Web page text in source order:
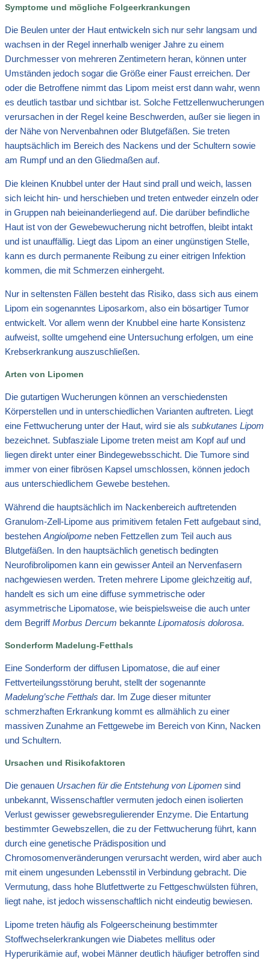
Symptome und mögliche Folgeerkrankungen
Die Beulen unter der Haut entwickeln sich nur sehr langsam und
wachsen in der Regel innerhalb weniger Jahre zu einem
Durchmesser von mehreren Zentimetern heran, können unter
Umständen jedoch sogar die Größe einer Faust erreichen. Der
oder die Betroffene nimmt das Lipom meist erst dann wahr, wenn
es deutlich tastbar und sichtbar ist. Solche Fettzellenwucherungen
verursachen in der Regel keine Beschwerden, außer sie liegen in
der Nähe von Nervenbahnen oder Blutgefäßen. Sie treten
hauptsächlich im Bereich des Nackens und der Schultern sowie
am Rumpf und an den Gliedmaßen auf.
Die kleinen Knubbel unter der Haut sind prall und weich, lassen
sich leicht hin- und herschieben und treten entweder einzeln oder
in Gruppen nah beieinanderliegend auf. Die darüber befindliche
Haut ist von der Gewebewucherung nicht betroffen, bleibt intakt
und ist unauffällig. Liegt das Lipom an einer ungünstigen Stelle,
kann es durch permanente Reibung zu einer eitrigen Infektion
kommen, die mit Schmerzen einhergeht.
Nur in seltensten Fällen besteht das Risiko, dass sich aus einem
Lipom ein sogenanntes Liposarkom, also ein bösartiger Tumor
entwickelt. Vor allem wenn der Knubbel eine harte Konsistenz
aufweist, sollte umgehend eine Untersuchung erfolgen, um eine
Krebserkrankung auszuschließen.
Arten von Lipomen
Die gutartigen Wucherungen können an verschiedensten
Körperstellen und in unterschiedlichen Varianten auftreten. Liegt
eine Fettwucherung unter der Haut, wird sie als subkutanes Lipom
bezeichnet. Subfasziale Lipome treten meist am Kopf auf und
liegen direkt unter einer Bindegewebsschicht. Die Tumore sind
immer von einer fibrösen Kapsel umschlossen, können jedoch
aus unterschiedlichem Gewebe bestehen.
Während die hauptsächlich im Nackenbereich auftretenden
Granulom-Zell-Lipome aus primitivem fetalen Fett aufgebaut sind,
bestehen Angiolipome neben Fettzellen zum Teil auch aus
Blutgefäßen. In den hauptsächlich genetisch bedingten
Neurofibrolipomen kann ein gewisser Anteil an Nervenfasern
nachgewiesen werden. Treten mehrere Lipome gleichzeitig auf,
handelt es sich um eine diffuse symmetrische oder
asymmetrische Lipomatose, wie beispielsweise die auch unter
dem BegriffMorbus Dercum bekannte Lipomatosis dolorosa.
Sonderform Madelung-Fetthals
Eine Sonderform der diffusen Lipomatose, die auf einer
Fettverteilungsstörung beruht, stellt der sogenannte
Madelung’sche Fetthals dar. Im Zuge dieser mitunter
schmerzhaften Erkrankung kommt es allmählich zu einer
massiven Zunahme an Fettgewebe im Bereich von Kinn, Nacken
und Schultern.
Ursachen und Risikofaktoren
Die genauen Ursachen für die Entstehung von Lipomen sind
unbekannt, Wissenschaftler vermuten jedoch einen isolierten
Verlust gewisser gewebsregulierender Enzyme. Die Entartung
bestimmter Gewebszellen, die zu der Fettwucherung führt, kann
durch eine genetische Prädisposition und
Chromosomenveränderungen verursacht werden, wird aber auch
mit einem ungesunden Lebensstil in Verbindung gebracht. Die
Vermutung, dass hohe Blutfettwerte zu Fettgeschwülsten führen,
liegt nahe, ist jedoch wissenschaftlich nicht eindeutig bewiesen.
Lipome treten häufig als Folgeerscheinung bestimmter
Stoffwechselerkrankungen wie Diabetes mellitus oder
Hyperurikämie auf, wobei Männer deutlich häufiger betroffen sind